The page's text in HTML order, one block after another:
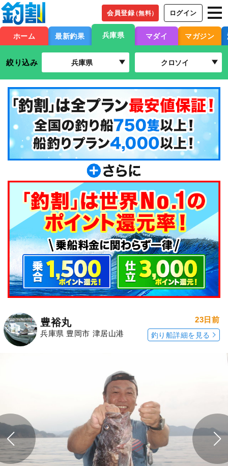
会員登録（無料） ログイン
ホーム 最新釣果 兵庫県 マダイ マガジン
絞り込み 兵庫県 クロソイ
豊裕丸
兵庫県 豊岡市 津居山港
23日前
釣り船詳細を見る